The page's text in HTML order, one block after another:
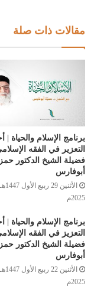
مقالات ذات صلة
برنامج الإسلام والحياة |
فضيلة الشيخ الدكتور
أبوفارس
2025م
برنامج الإسلام والحياة |
التعزيز في الفقه
فضيلة الشيخ الدكتور
أبوفارس
2025م